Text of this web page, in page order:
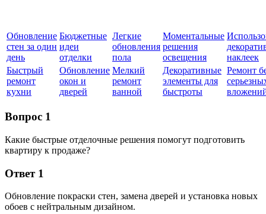
Обновление
стен за один
день
Бюджетные
идеи
отделки
Легкие
обновления
пола
Моментальные
решения
освещения
наклеек
Быстрый
ремонт
кухни
Обновление
окон и
дверей
Мелкий
ремонт
ванной
Декоративные
элементы для
быстроты
Ремонт
Вопрос 1
Какие быстрые отделочные решения помогут подготовить
квартиру к продаже?
Ответ 1
Обновление покраски стен, замена дверей и установка новых
обоев с нейтральным дизайном.